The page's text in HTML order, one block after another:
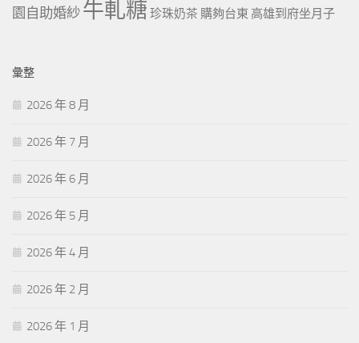
園自助婚紗 牛軋糖 珍珠奶茶 購夠台東 高雄到府坐月子
彙整
2026 年 8 月
2026 年 7 月
2026 年 6 月
2026 年 5 月
2026 年 4 月
2026 年 2 月
2026 年 1 月